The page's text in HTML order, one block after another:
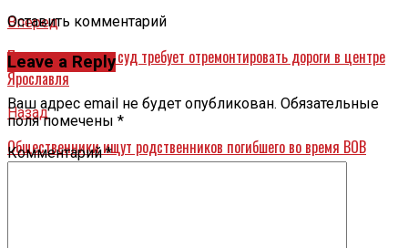
Вперед
Прокуратура через суд требует отремонтировать дороги в центре
Ярославля
Назад
Общественники ищут родственников погибшего во время ВОВ
солдата из Ярославской области
Оставить комментарий
Leave a Reply
Ваш адрес email не будет опубликован. Обязательные
поля помечены *
Комментарий*